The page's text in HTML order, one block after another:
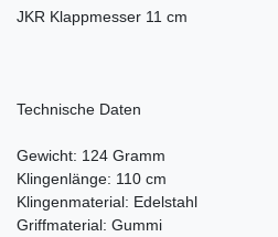
JKR Klappmesser 11 cm
Technische Daten
Gewicht: 124 Gramm
Klingenlänge: 110 cm
Klingenmaterial: Edelstahl
Griffmaterial: Gummi